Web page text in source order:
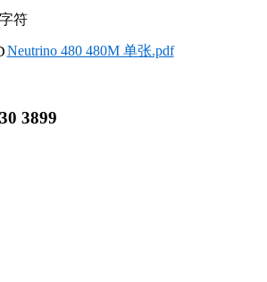
符
Neutrino 480 480M 单张.pdf
3899